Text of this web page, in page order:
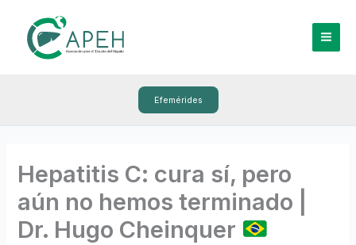
contenido
Efemérides
Hepatitis C: cura sí, pero
aún no hemos terminado |
Dr. Hugo Cheinquer